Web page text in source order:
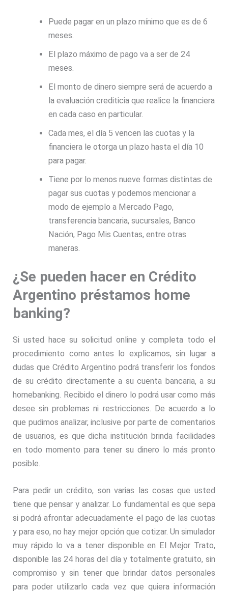
Puede pagar en un plazo mínimo que es de 6
meses.
El plazo máximo de pago va a ser de 24
meses.
El monto de dinero siempre será de acuerdo a
la evaluación crediticia que realice la financiera
en cada caso en particular.
Cada mes, el día 5 vencen las cuotas y la
financiera le otorga un plazo hasta el día 10
para pagar.
Tiene por lo menos nueve formas distintas de
pagar sus cuotas y podemos mencionar a
modo de ejemplo a Mercado Pago,
transferencia bancaria, sucursales, Banco
Nación, Pago Mis Cuentas, entre otras
maneras.
¿Se pueden hacer en Crédito
Argentino préstamos home
banking?
Si usted hace su solicitud online y completa todo el
procedimiento como antes lo explicamos, sin lugar a
dudas que Crédito Argentino podrá transferir los fondos
de su crédito directamente a su cuenta bancaria, a su
homebanking. Recibido el dinero lo podrá usar como más
desee sin problemas ni restricciones. De acuerdo a lo
que pudimos analizar, inclusive por parte de comentarios
de usuarios, es que dicha institución brinda facilidades
en todo momento para tener su dinero lo más pronto
posible.
Para pedir un crédito, son varias las cosas que usted
tiene que pensar y analizar. Lo fundamental es que sepa
si podrá afrontar adecuadamente el pago de las cuotas
y para eso, no hay mejor opción que cotizar. Un simulador
muy rápido lo va a tener disponible en El Mejor Trato,
disponible las 24 horas del día y totalmente gratuito, sin
compromiso y sin tener que brindar datos personales
para poder utilizarlo cada vez que quiera información